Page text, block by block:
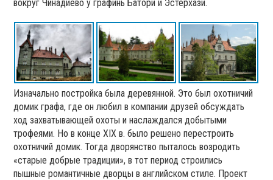
вокруг Чинадиево у графинь Батори и Эстерхази.
Изначально постройка была деревянной. Это был охотничий
домик графа, где он любил в компании друзей обсуждать
ход захватывающей охоты и наслаждался добытыми
трофеями. Но в конце XIX в. было решено перестроить
охотничий домик. Тогда дворянство пыталось возродить
«старые добрые традиции», в тот период строились
пышные романтичные дворцы в английском стиле. Проект